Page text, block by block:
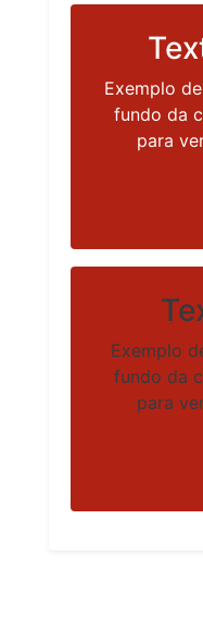
Exemplo
fundo da
para
Exemplo
fundo da
para